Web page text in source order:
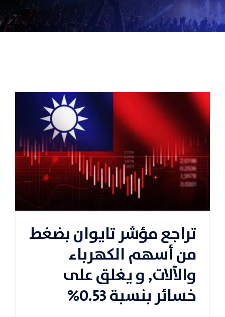
تراجع مؤشر تايوان بضغط
من أسهم الكهرباء
والآلات, و يغلق على
خسائر بنسبة 0.53%